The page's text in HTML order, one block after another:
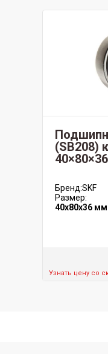
(SB208)
Бренд:SKF
Размер:
40x80x36 мм
Узнать цену со